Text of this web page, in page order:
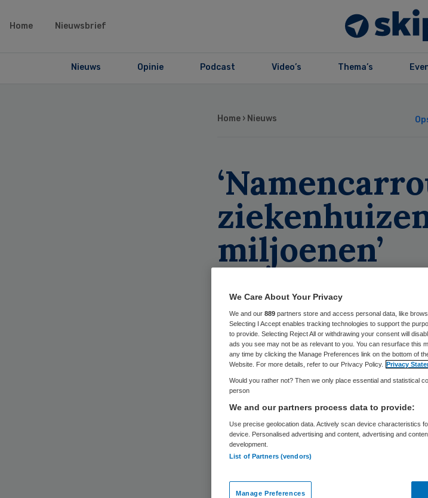
Home Nieuwsbrief
Nieuws Opinie Podcast Video’s Thema’s
Home › Nieuws
miljoenen’
We Care About Your Privacy
We and our 889 partners store and access personal data, like
Selecting I Accept enables tracking technologies to support the
to provide. Selecting Reject All or withdrawing your consent will
ads you see may not be as relevant to you. You can resurface this
any time by clicking the Manage Preferences link on the bottom of
Website. For more details, refer to our Privacy Policy. Privacy
Would you rather not? Then we only place essential and statistical
person
We and our partners process data to provide:
Use precise geolocation data. Actively scan device characteristics
device. Personalised advertising and content, advertising and
development.
List of Partners (vendors)
Manage Preferences